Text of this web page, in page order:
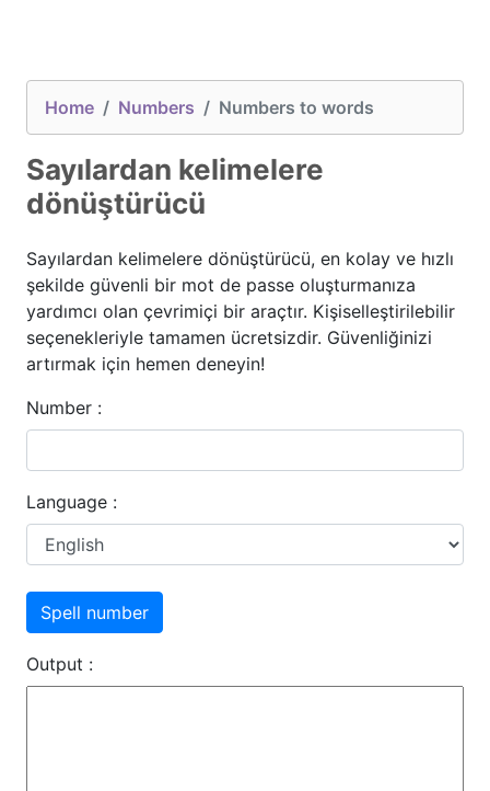
Home Numbers Numbers to words
Sayılardan kelimelere
dönüştürücü
Sayılardan kelimelere dönüştürücü, en kolay ve hızlı
şekilde güvenli bir mot de passe oluşturmanıza
yardımcı olan çevrimiçi bir araçtır. Kişiselleştirilebilir
seçenekleriyle tamamen ücretsizdir. Güvenliğinizi
artırmak için hemen deneyin!
Number :
Language :
Output :